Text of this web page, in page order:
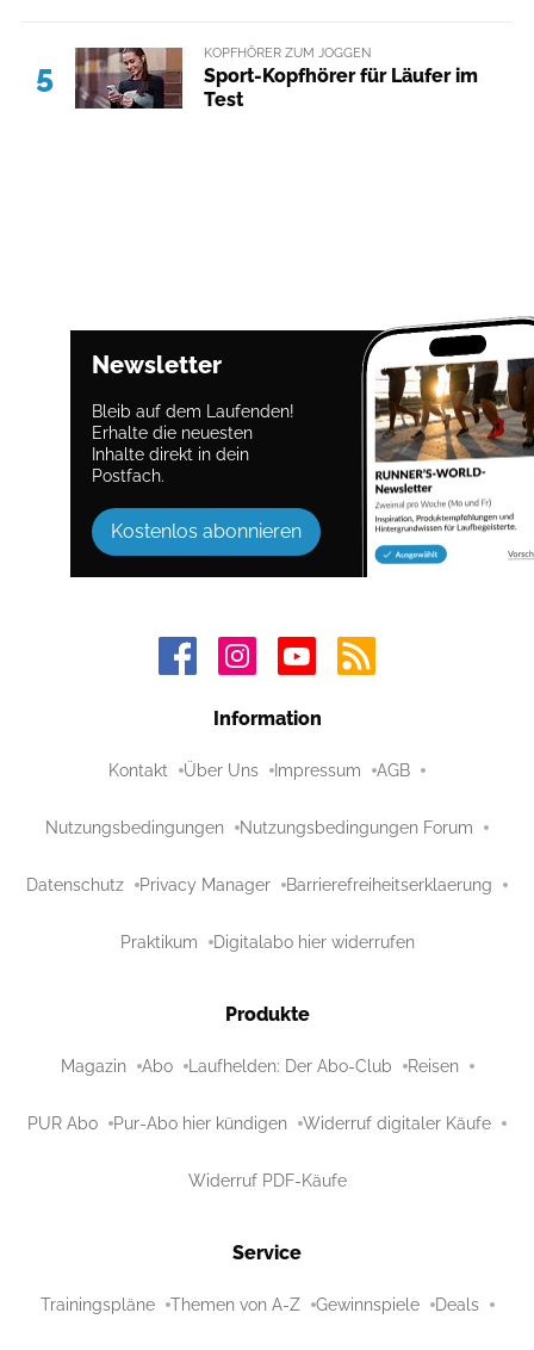
5
KOPFHÖRER ZUM JOGGEN
Sport-Kopfhörer für Läufer im
Test
Newsletter
Bleib auf dem Laufenden!
Erhalte die neuesten
Inhalte direkt in dein
Postfach.
Kostenlos abonnieren
Information
Kontakt Über Uns Impressum AGB
Nutzungsbedingungen Nutzungsbedingungen Forum
Datenschutz Privacy Manager Barrierefreiheitserklaerung
Praktikum Digitalabo hier widerrufen
Produkte
Magazin Abo Laufhelden: Der Abo-Club Reisen
PUR Abo Pur-Abo hier kündigen Widerruf digitaler Käufe
Widerruf PDF-Käufe
Service
Trainingspläne Themen von A-Z Gewinnspiele Deals